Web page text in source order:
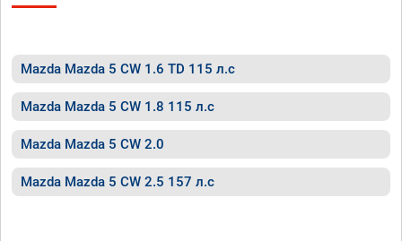
Mazda Mazda 5 CW 1.6 TD 115 л.с
Mazda Mazda 5 CW 1.8 115 л.с
Mazda Mazda 5 CW 2.0
Mazda Mazda 5 CW 2.5 157 л.с